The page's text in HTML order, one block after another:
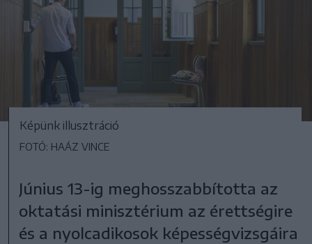
Képünk illusztráció
FOTÓ: HAÁZ VINCE
Június 13-ig meghosszabbította az
oktatási minisztérium az érettségire
és a nyolcadikosok képességvizsgáira